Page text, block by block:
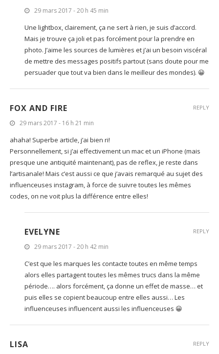
29 mars 2017 - 20 h 45 min
Une lightbox, clairement, ça ne sert à rien, je suis d’accord.
Mais je trouve ça joli et pas forcément pour la prendre en
photo. J’aime les sources de lumières et j’ai un besoin viscéral
de mettre des messages positifs partout (sans doute pour me
persuader que tout va bien dans le meilleur des mondes). 😀
FOX AND FIRE
29 mars 2017 - 16 h 21 min
ahaha! Superbe article, j’ai bien ri!
Personnellement, si j’ai effectivement un mac et un iPhone (mais
presque une antiquité maintenant), pas de reflex, je reste dans
l’artisanale! Mais c’est aussi ce que j’avais remarqué au sujet des
influenceuses instagram, à force de suivre toutes les mêmes
codes, on ne voit plus la différence entre elles!
REPLY
EVELYNE
29 mars 2017 - 20 h 42 min
C’est que les marques les contacte toutes en même temps
alors elles partagent toutes les mêmes trucs dans la même
période…. alors forcément, ça donne un effet de masse… et
puis elles se copient beaucoup entre elles aussi… Les
influenceuses influencent aussi les influenceuses 😀
REPLY
LISA REPLY